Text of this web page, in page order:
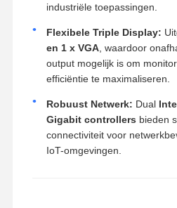
industriële toepassingen.
Flexibele Triple Display:
en 1 x VGA, waardoor
output mogelijk is om
efficiëntie te maximaliseren.
Robuust Netwerk: Dual
Gigabit controllers bieden
connectiviteit voor
IoT-omgevingen.